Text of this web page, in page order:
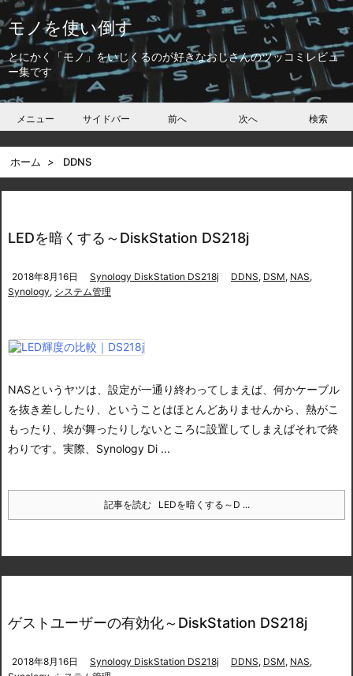
モノを使い倒す
とにかく「モノ」をいじくるのが好きなおじさんのツッコミレビュ
ー集です
メニュー サイドバー 前へ 次へ 検索
ホーム > DDNS
LEDを暗くする～DiskStation DS218j
2018年8月16日 Synology DiskStation DS218j DDNS, DSM, NAS,
Synology, システム管理
NASというヤツは、設定が一通り終わってしまえば、何かケーブル
を抜き差ししたり、ということはほとんどありませんから、熱がこ
もったり、埃が舞ったりしないところに設置してしまえばそれで終
わりです。 実際、Synology Di ...
記事を読む LEDを暗くする～D ...
ゲストユーザーの有効化～DiskStation DS218j
2018年8月16日 Synology DiskStation DS218j DDNS, DSM, NAS,